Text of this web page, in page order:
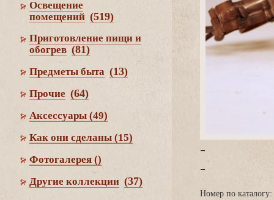
Освещение
помещений (519)
Приготовление пищи и
обогре (81)
Предметы быта (13)
Прочие (64)
Аксессуары (49)
Как они сделаны (15)
Фотогалерея ()
Другие коллекции (37)
-
-
Номер по каталогу: